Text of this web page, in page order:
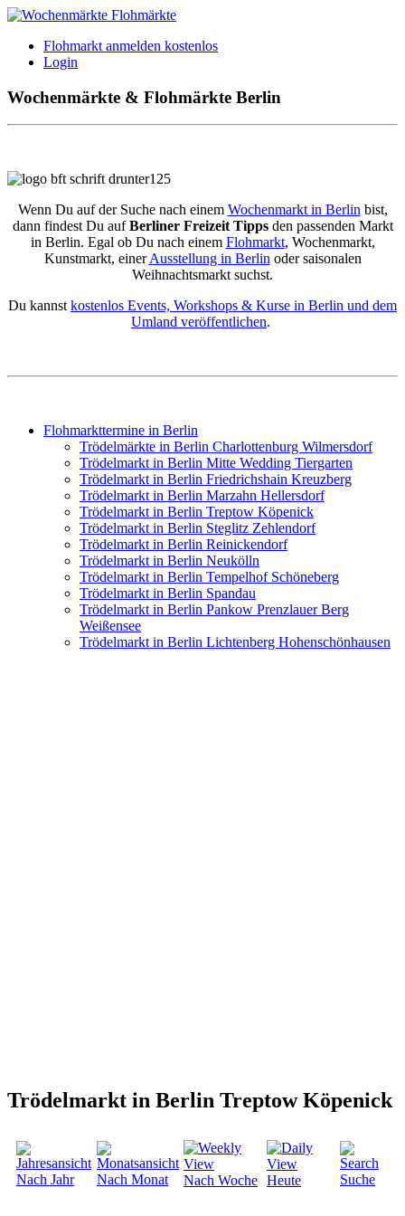
Flohmarkt anmelden kostenlos
Login
Wochenmärkte & Flohmärkte Berlin
Wenn Du auf der Suche nach einem Wochenmarkt in Berlinbist,
dann findest Du aufBerliner Freizeit Tippsden passenden Markt
in Berlin. Egal ob Du nach einem Flohmarkt, Wochenmarkt,
Kunstmarkt, einerAusstellung in Berlinoder saisonalen
Weihnachtsmarkt suchst.
Du kannstkostenlos Events, Workshops & Kurse in Berlin und dem
Umland veröffentlichen.
Flohmarkttermine in Berlin
Trödelmärkte in Berlin Charlottenburg Wilmersdorf
Trödelmarkt in Berlin Mitte Wedding Tiergarten
Trödelmarkt in Berlin Friedrichshain Kreuzberg
Trödelmarkt in Berlin Marzahn Hellersdorf
Trödelmarkt in Berlin Treptow Köpenick
Trödelmarkt in Berlin Steglitz Zehlendorf
Trödelmarkt in Berlin Reinickendorf
Trödelmarkt in Berlin Neukölln
Trödelmarkt in Berlin Tempelhof Schöneberg
Trödelmarkt in Berlin Spandau
Trödelmarkt in Berlin Pankow Prenzlauer Berg
Weißensee
Trödelmarkt in Berlin Lichtenberg Hohenschönhausen
Trödelmarkt in Berlin Treptow Köpenick
Nach Jahr Nach Monat Nach Woche Heute Suche